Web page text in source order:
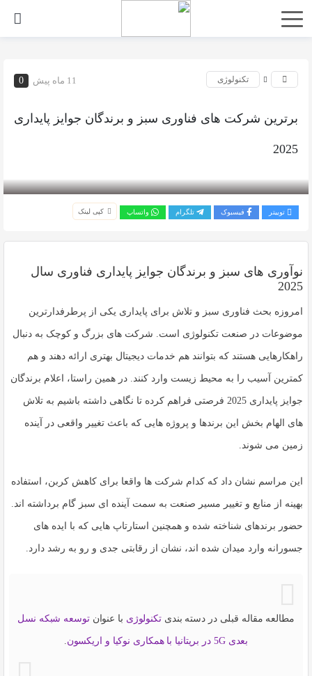
11 ماه پیش 0 تکنولوژی
برترین شرکت های فناوری سبز و برندگان جوایز پایداری
2025
توییتر فیسبوک تلگرام واتساپ کپی لینک
نوآوری های سبز و برندگان جوایز پایداری فناوری سال
2025
امروزه بحث فناوری سبز و تلاش برای پایداری یکی از پرطرفدارترین
موضوعات در صنعت تکنولوژی است. شرکت های بزرگ و کوچک به دنبال
راهکارهایی هستند که بتوانند هم خدمات دیجیتال بهتری ارائه دهند و هم
کمترین آسیب را به محیط زیست وارد کنند. در همین راستا، اعلام برندگان
جوایز پایداری 2025 فرصتی فراهم کرده تا نگاهی داشته باشیم به تلاش
های الهام بخش این برندها و پروژه هایی که باعث تغییر واقعی در آینده
زمین می شوند.
این مراسم نشان داد که کدام شرکت ها واقعا برای کاهش کربن، استفاده
بهینه از منابع و تغییر مسیر صنعت به سمت آینده ای سبز گام برداشته اند.
حضور برندهای شناخته شده و همچنین استارتاپ هایی که با ایده های
جسورانه وارد میدان شده اند، نشان از رقابتی جدی و رو به رشد دارد.
مطالعه مقاله قبلی در دسته بندیتکنولوژی با عنوانتوسعه شبکه نسل
بعدی 5G در بریتانیا با همکاری نوکیا و اریکسون